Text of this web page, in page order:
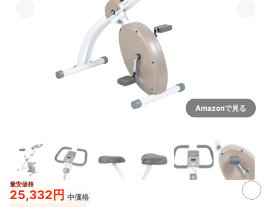
Amazonで見る
最安価格
25,332円 中価格